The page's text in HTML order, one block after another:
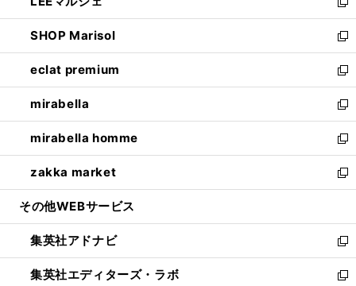
開
く
ウ
で
開
く
ィ
ン
ド
ウ
で
開
く
い
ウ
ィ
ン
ド
ウ
で
開
く
新
し
い
ウ
ィ
ン
ド
ウ
で
開
く
SHOP Marisol
新
し
い
ウ
ィ
ン
ド
ウ
で
開
eclat premium
新
し
い
ウ
ィ
ン
ド
ウ
開
く
mirabella
新
し
い
ウ
ィ
ン
ウ
で
開
く
mirabella homme
新
し
い
ウ
ン
ド
ウ
で
zakka market
新
し
ウ
ィ
ン
ド
その他WEBサービス
集英社アドナビ
新
し
い
集英社エディターズ・ラボ
新